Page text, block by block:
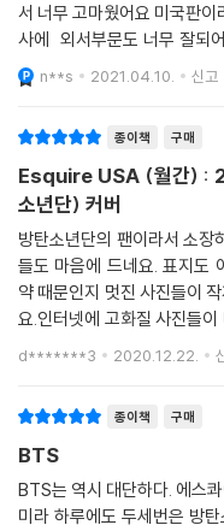
서 너무 고마웠어요 미국판이라서 한국에서 구매하려면 ^^ 복잡했는데 예
사에 외서부문도 너무 잘되어있어서 좋았어
구요. 겨울에 나온거라 좀 칙칙한 색감의 의류 입고 찍었을 줄 알았지만 정
말 눈에 확
n**s 2021.04.10. 신고
종이책 구매
Esquire USA (월간) :
소년단) 커버
방탄소년단의 팬이라서 소장
들도 마음에 드네요. 표지도
약 때문인지 멋진 사진들이
요.인터넷에 고화질 사진들
서 구매했는데 잘 한 것 같아
d*******3 2020.12.22.
종이책 구매
BTS
BTS는 역시 대단하다. 에스콰이어 미국판이 잡지부분 판매 1등
미라 하루에도 두세번은 방